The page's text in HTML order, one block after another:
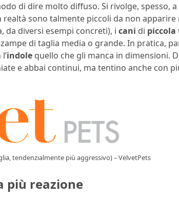
di dire molto diffuso. Si rivolge, spesso,
sono talmente piccoli da non apparire
da diversi esempi concreti), i cani di
di taglia media o grande. In pratica,
indole quello che gli manca in dimensioni.
e abbai continui, ma tentino anche con
tendenzialmente più aggressivo) – VelvetPets
più reazione